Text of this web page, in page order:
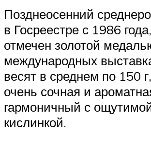
Позднеосенний
в Госреестре с 1986
отмечен золотой
международных
весят в среднем по 150
очень сочная и
гармоничный с
кислинкой.